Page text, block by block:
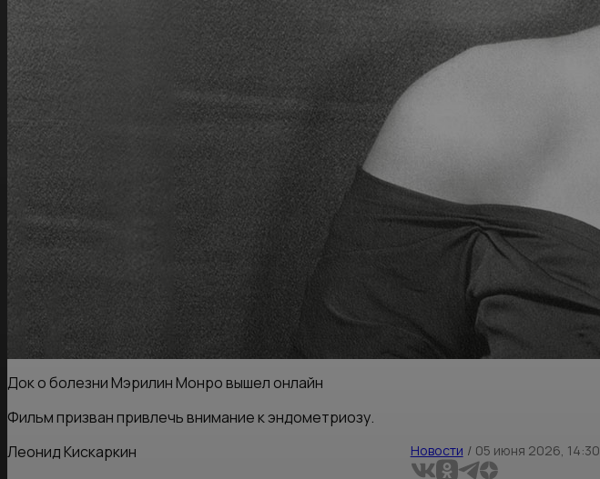
Док о болезни Мэрилин Монро вышел онлайн
Фильм призван привлечь внимание к эндометриозу.
Леонид Кискаркин
Новости / 05 июня 2026, 14:30